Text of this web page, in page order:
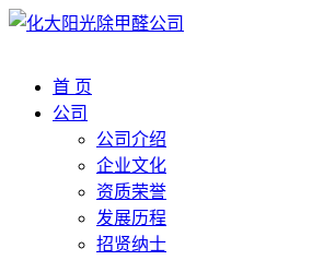
首 页
公司
公司介绍
企业文化
资质荣誉
发展历程
招贤纳士